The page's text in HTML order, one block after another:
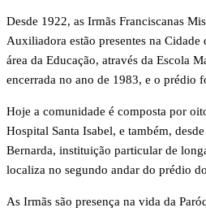
Desde 1922, as Irmãs Franciscanas
Auxiliadora estão presentes na Cidade
área da Educação, através da Escola
encerrada no ano de 1983, e o prédio
Hoje a comunidade é composta por
Hospital Santa Isabel, e também,
Bernarda, instituição particular de
localiza no segundo andar do prédio
As Irmãs são presença na vida da